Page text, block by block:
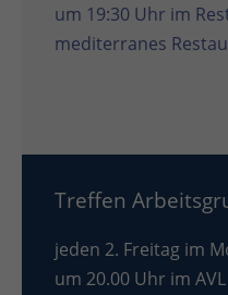
um 19:30 Uhr im
mediterranes
Treffen
jeden 2. Freitag im
um 20.00 Uhr im